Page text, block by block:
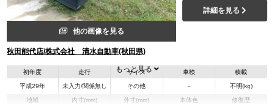
他の画像を見る
秋田能代店/株式会社 清水自動車(秋田県)
詳細を見る
初年度
平成29年
走行
未入力/関係無し
サイズ
その他
車検
－
積載
不明(kg)
地域 内寸(mm) 外寸(mm) 本体色 修復歴
もっと見る